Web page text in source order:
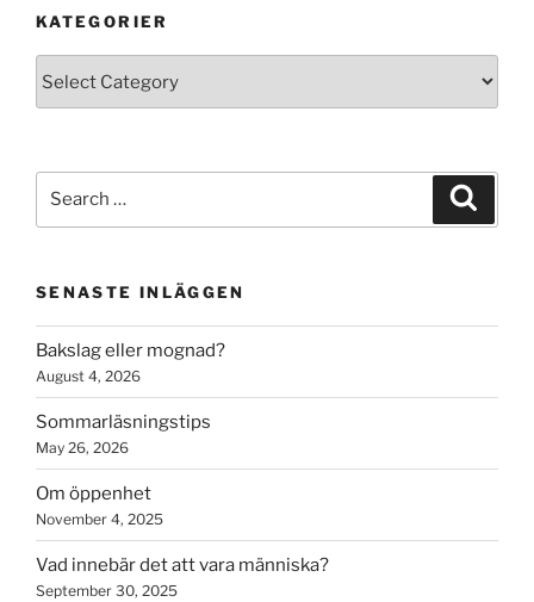
KATEGORIER
SENASTE INLÄGGEN
Bakslag eller mognad?
August 4, 2026
Sommarläsningstips
May 26, 2026
Om öppenhet
November 4, 2025
Vad innebär det att vara människa?
September 30, 2025